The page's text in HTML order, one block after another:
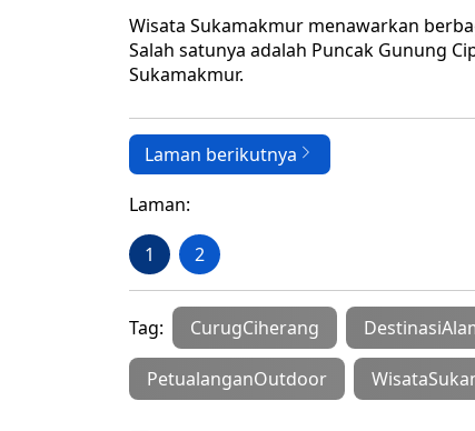
Wisata Sukamakmur menawarkan
Salah satunya adalah Puncak Gunung
Sukamakmur.
Laman berikutnya
Laman:
1 2
Tag: CurugCiherang
PetualanganOutdoor